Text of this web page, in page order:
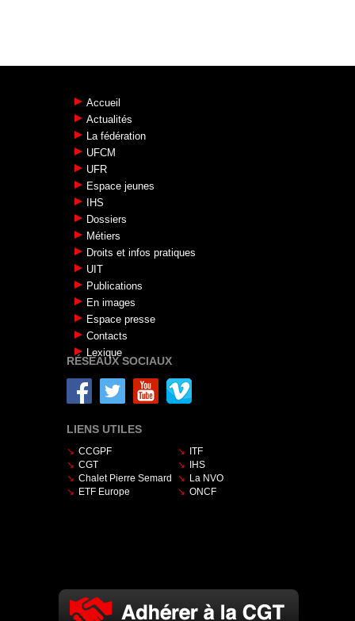
Accueil
Actualités
La fédération
UFCM
UFR
Espace jeunes
IHS
Dossiers
Métiers
Droits et infos pratiques
UIT
Publications
En images
Espace presse
Contacts
Lexique
RÉSEAUX SOCIAUX
LIENS UTILES
CCGPF
CGT
Chalet Pierre Semard
ETF Europe
ITF
IHS
La NVO
ONCF